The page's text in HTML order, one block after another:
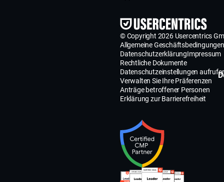
© Copyright 2026 Usercentrics
Allgemeine Geschäftsbedingungen
DatenschutzerklärungImpressum
Rechtliche Dokumente
Datenschutzeinstellungen
Verwalten Sie Ihre Präferenzen
Anträge betroffener Personen
Erklärung zur Barrierefreiheit